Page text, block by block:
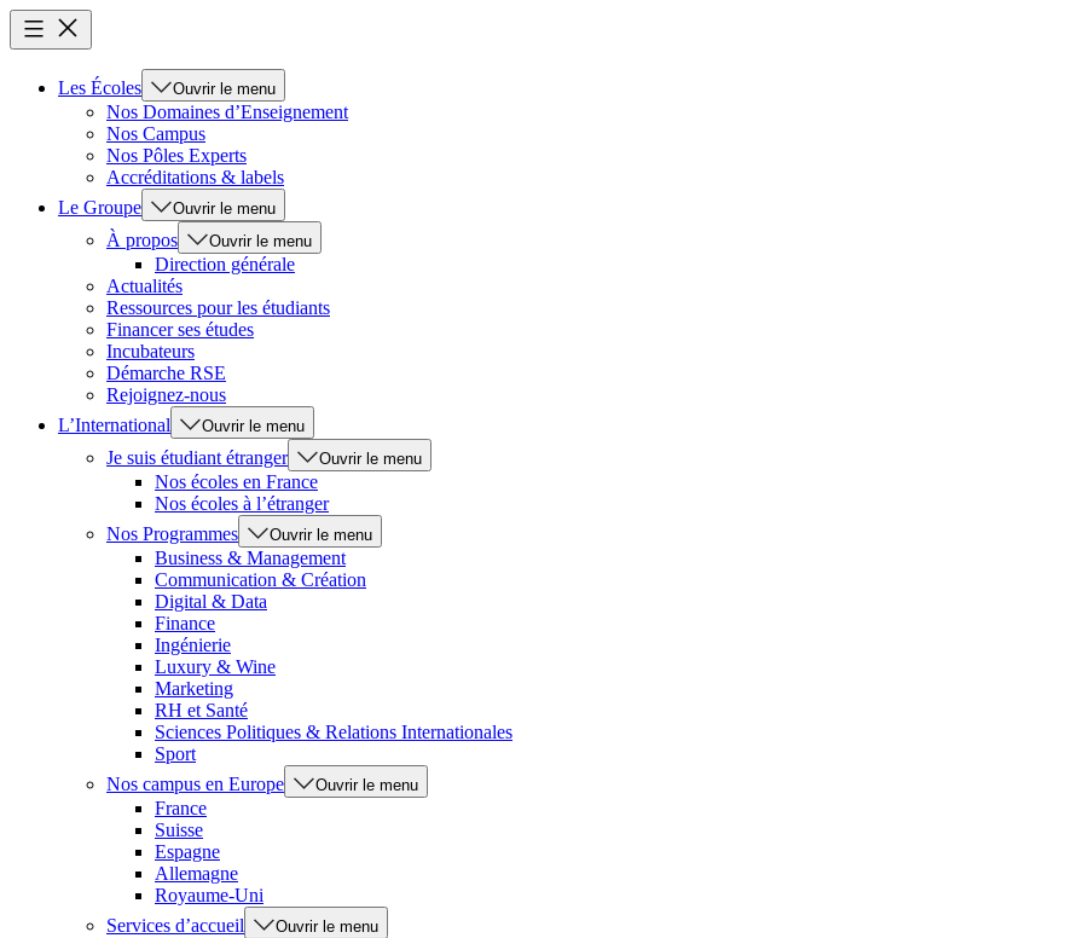
Les Écoles Ouvrir le menu
Nos Domaines d’Enseignement
Nos Campus
Nos Pôles Experts
Accréditations & labels
Le Groupe
Ouvrir le menu
À propos Ouvrir le menu
Direction générale
Actualités
Ressources pour les étudiants
Financer ses études
Incubateurs
Démarche RSE
Rejoignez-nous
L’International
Ouvrir le menu
Je suis étudiant étranger Ouvrir le menu
Nos écoles en France
Nos écoles à l’étranger
Nos Programmes
Ouvrir le menu
Business & Management
Communication & Création
Digital & Data
Finance
Ingénierie
Luxury & Wine
Marketing
RH et Santé
Sciences Politiques & Relations Internationales
Sport
Nos campus en Europe
Ouvrir le menu
France
Suisse
Espagne
Allemagne
Royaume-Uni
Services d’accueil
Ouvrir le menu